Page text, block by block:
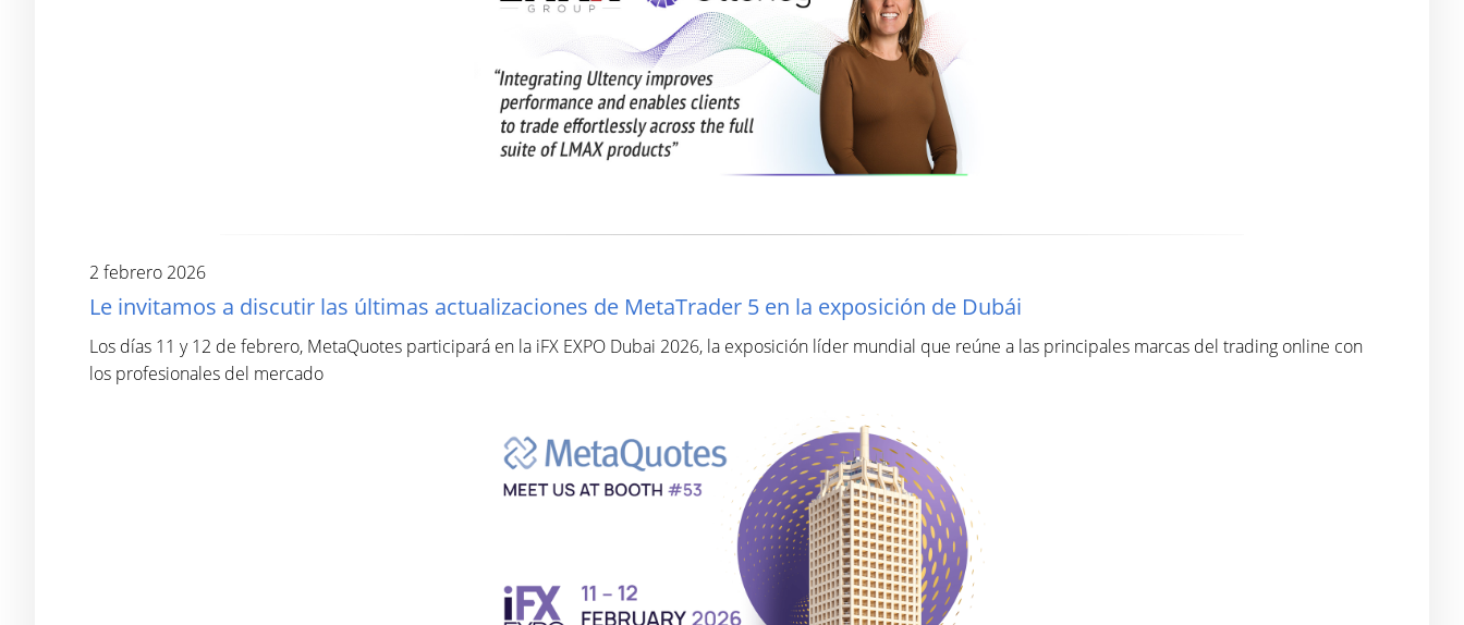
2 febrero 2026
Le invitamos a discutir las últimas actualizaciones de MetaTrader 5 en la exposición de Dubái
Los días 11 y 12 de febrero, MetaQuotes participará en la iFX EXPO Dubai 2026, la exposición líder mundial que reúne a las principales marcas del trading online con
los profesionales del mercado